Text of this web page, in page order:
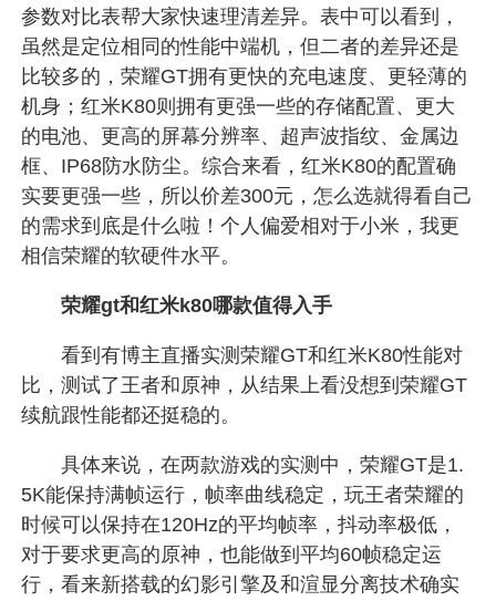
参数对比表帮大家快速理清差异。表中可以看到，
虽然是定位相同的性能中端机，但二者的差异还是
比较多的，荣耀GT拥有更快的充电速度、更轻薄的
机身；红米K80则拥有更强一些的存储配置、更大
的电池、更高的屏幕分辨率、超声波指纹、金属边
框、IP68防水防尘。综合来看，红米K80的配置确
实要更强一些，所以价差300元，怎么选就得看自己
的需求到底是什么啦！个人偏爱相对于小米，我更
相信荣耀的软硬件水平。
荣耀gt和红米k80哪款值得入手
看到有博主直播实测荣耀GT和红米K80性能对
比，测试了王者和原神，从结果上看没想到荣耀GT
续航跟性能都还挺稳的。
具体来说，在两款游戏的实测中，荣耀GT是1.
5K能保持满帧运行，帧率曲线稳定，玩王者荣耀的
时候可以保持在120Hz的平均帧率，抖动率极低，
对于要求更高的原神，也能做到平均60帧稳定运
行，看来新搭载的幻影引擎及和渲显分离技术确实